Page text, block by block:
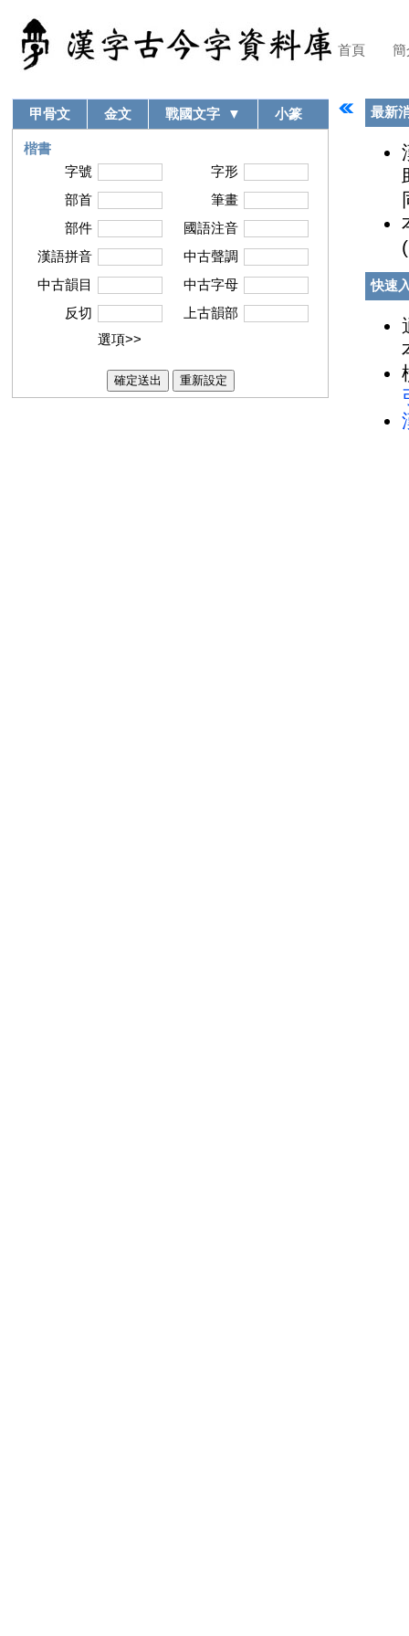
首頁 簡
甲骨文 金文 戰國文字 ▼ 小篆
楷書
字號
字形
部首
筆畫
部件
國語注音
漢語拼音
中古聲調
中古韻目
中古字母
反切
上古韻部
選項>>
最新
快速